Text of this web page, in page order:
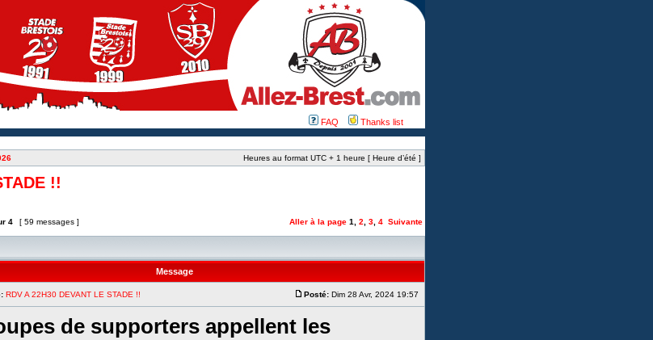
FAQ Thanks list
Heures au format UTC + 1 heure [ Heure d’été ]
!!
4 [ 59 messages ] Aller à la page 1 2 3 4 Suivante
Message
RDV A 22H30 DEVANT LE STADE !! Posté: Dim 28 Avr, 2024 19:57
de supporters appellent les